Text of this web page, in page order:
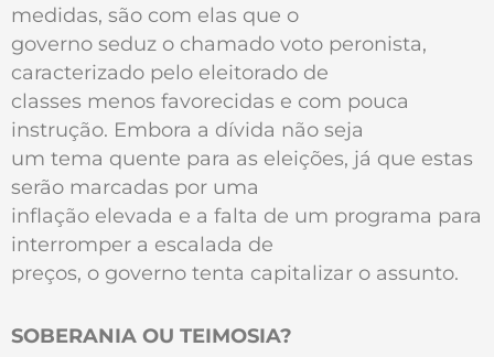
medidas, são com elas que o
governo seduz o chamado voto peronista,
caracterizado pelo eleitorado de
classes menos favorecidas e com pouca
instrução. Embora a dívida não seja
um tema quente para as eleições, já que estas
serão marcadas por uma
inflação elevada e a falta de um programa para
interromper a escalada de
preços, o governo tenta capitalizar o assunto.
SOBERANIA OU TEIMOSIA?